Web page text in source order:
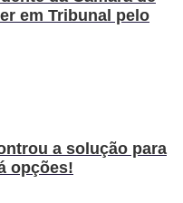
em Tribunal pelo
a solução para
opções!